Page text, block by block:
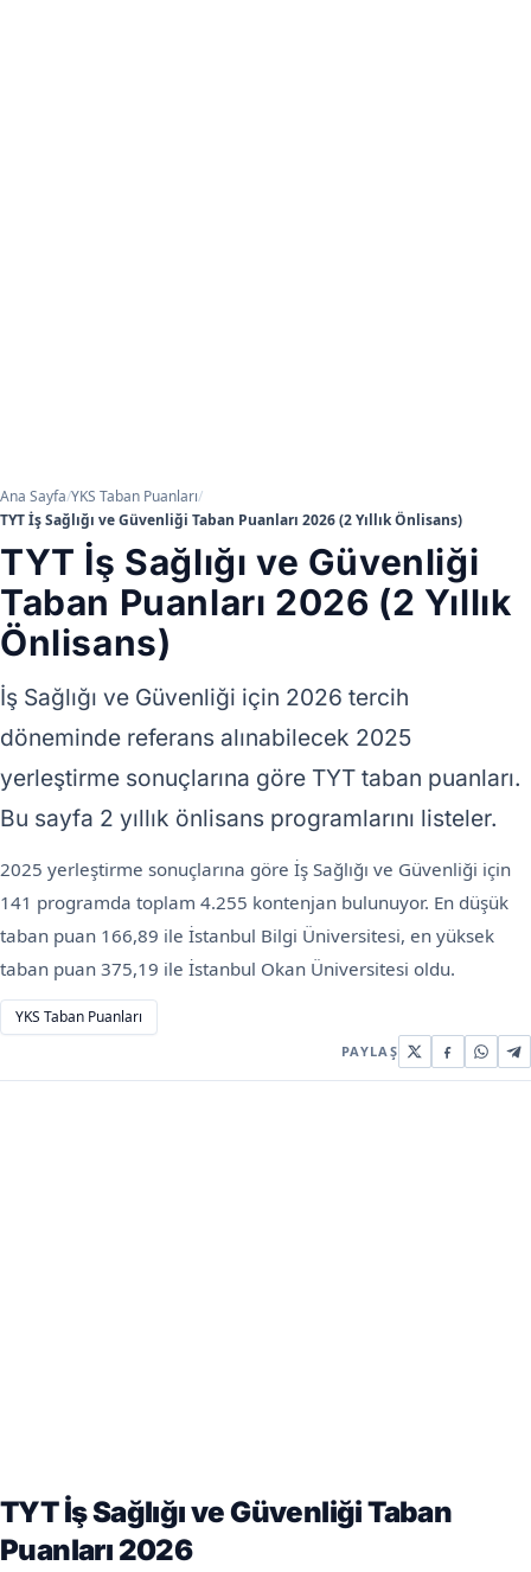
Ana Sayfa/YKS Taban Puanları/
TYT İş Sağlığı ve Güvenliği Taban Puanları 2026 (2 Yıllık Önlisans)
TYT İş Sağlığı ve Güvenliği
Taban Puanları 2026 (2 Yıllık
Önlisans)
İş Sağlığı ve Güvenliği için 2026 tercih
döneminde referans alınabilecek 2025
yerleştirme sonuçlarına göre TYT taban puanları.
Bu sayfa 2 yıllık önlisans programlarını listeler.
2025 yerleştirme sonuçlarına göre İş Sağlığı ve Güvenliği için
141 programda toplam 4.255 kontenjan bulunuyor. En düşük
taban puan 166,89 ile İstanbul Bilgi Üniversitesi, en yüksek
taban puan 375,19 ile İstanbul Okan Üniversitesi oldu.
YKS Taban Puanları
PAYLAŞ
TYT İş Sağlığı ve Güvenliği Taban
Puanları 2026